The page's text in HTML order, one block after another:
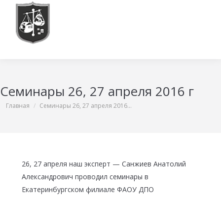
Семинары 26, 27 апреля 2016 г
Вы здесь:
Главная Семинары 26, 27 апреля 2016…
26, 27 апреля наш эксперт — Санжиев Анатолий
Александрович проводил семинары в
Екатеринбургском филиале ФАОУ ДПО